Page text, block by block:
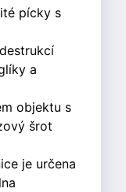
pícky s
a
objektu s
šrot
je určena